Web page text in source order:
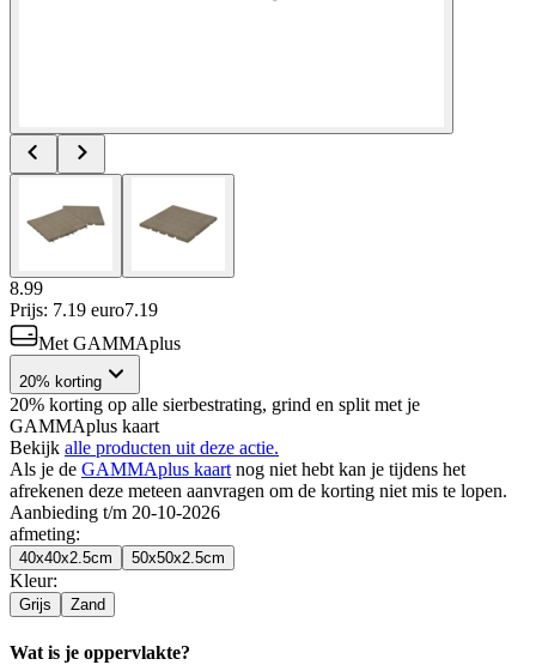
8.99
Prijs: 7.19 euro7.19
Met GAMMAplus
20% korting
20% korting op alle sierbestrating, grind en split met je
GAMMAplus kaart
Bekijk alle producten uit deze actie.
Als je de GAMMAplus kaart nog niet hebt kan je tijdens het
afrekenen deze meteen aanvragen om de korting niet mis te lopen.
Aanbieding t/m 20-10-2026
afmeting:
40x40x2.5cm 50x50x2.5cm
Kleur:
Grijs Zand
Wat is je oppervlakte?